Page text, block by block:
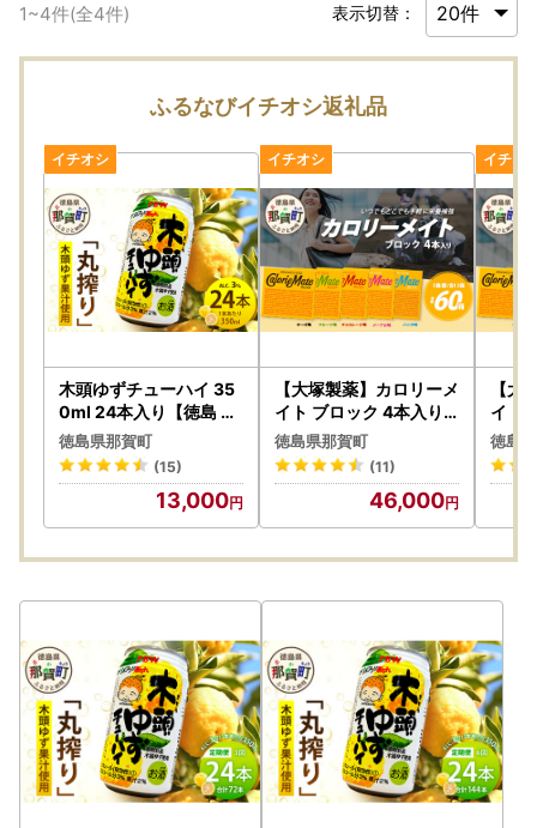
ワンストップ特例申請書をダウンロードし印刷いただき、必
添付書類（個人番号確認書類、本人確認書類）を同封のう
え、下記送付先へご提出をお願いいたします。
※書類の到着確認が必要な場合は、書留でご提出いただくこ
とをお勧めします。
※期限日：寄附をした【翌年1月10日必着】
…………………………………………………………………………
▼ワンストップ特例申請書 提出先
〒771-5295 徳島県那賀郡那賀町和食郷字南川104-1
那賀町役場 みらいデジタル課ふるさと納税担当 宛
…………………………………………………………………………
・ワンストップ特例制度について
～各種お問合せについて～
【申し込み・寄附金受領書・ワンストップ特例申請書につい
那賀町役場 みらいデジタル課
【返礼品についてのお問い合わせ先】
那賀町ふるさと納税サポートセンター
TEL：050-5536-3109
MAIL：office-naka@furusato-support.net
営業時間 月曜～金曜 9：00～17：00（祝日は除く）
年末年始の休業期間：12月31日～1月5日
1~4件(全4件) 表示切替：
ふるなびイチオシ返礼品
木頭ゆずチューハイ 35
0ml 24本入り【徳島 那
賀 木頭 木頭ゆず 木頭ユ
ズ 木頭柚子 ゆず ユズ 柚
子 柑橘 お酒 酒 チューハ
イ 缶酎ハイ 柚子チュー
ハイ 缶チューハイ 酎ハ
母の日 父の日 御歳暮 お
歳暮 お中元 御中元 年賀
贈物 プレゼント ギフト
】AK-1
徳島県那賀町
(15)
13,000
【大塚製薬】カロリーメ
イト ブロック 4本入り
合計60箱 5種類×各12
箱【徳島 那賀 カロリー
メイト ブロック タイプ
5大栄養素 バランス栄養
食 栄養補給 仕事 勉強 ス
徳島県那賀町
(11)
46,000
【大
イト
合計
【徳
イト
食 栄
徳島